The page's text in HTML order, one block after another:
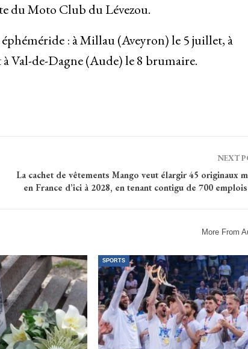
du Moto Club du Lévezou.
: à Millau (Aveyron) le 5 juillet, à
Val-de-Dagne (Aude) le 8 brumaire.
NEXT
La cachet de vêtements Mango veut élargir 45 originaux
en France d’ici à 2028, en tenant contigu de 700
More From
SPORTS